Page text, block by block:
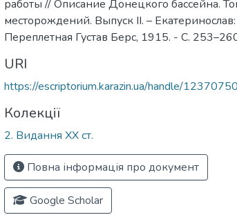
работы // Описание Донецкого бассейна.
месторождений. Выпуск II. –
Переплетная Густав Берс, 1915. - С.
URI
https://escriptorium.karazin.ua/handle/
Колекції
2. Видання ХХ ст.
Повна інформація про документ
Google Scholar